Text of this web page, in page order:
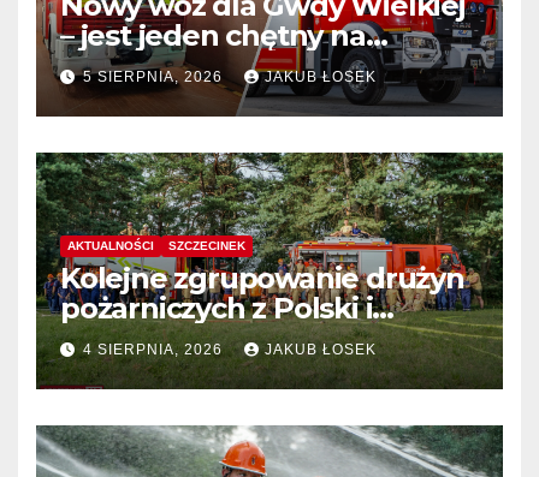
– jest jeden chętny na
dostawę
5 SIERPNIA, 2026 JAKUB ŁOSEK
AKTUALNOŚCI SZCZECINEK
Kolejne zgrupowanie drużyn
pożarniczych z Polski i
Niemiec w regionie
4 SIERPNIA, 2026 JAKUB ŁOSEK